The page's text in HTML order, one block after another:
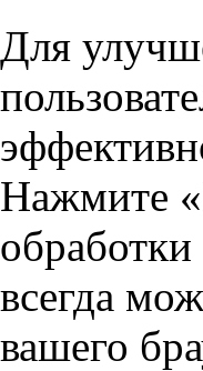
Для
Нажмите
всегда
вашего